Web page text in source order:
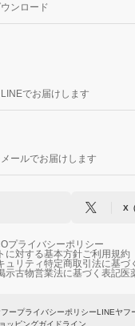
ンロード
でお届けします
ールでお届けします
X
プライバシーポリシー
に対する基本方針ご利用規約
ュリティ特定商取引法に基づ
示古物営業法に基づく表記医
ープライバシーポリシーLINEヤフ